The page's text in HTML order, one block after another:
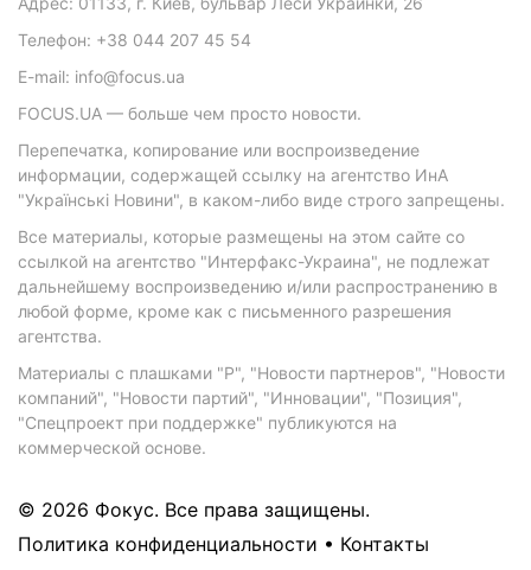
Телефон: +38 044 207 45 54
E-mail: info@focus.ua
FOCUS.UA — больше чем просто новости.
Перепечатка, копирование или воспроизведение
информации, содержащей ссылку на агентство ИнА
"Українські Новини", в каком-либо виде строго запрещены.
Все материалы, которые размещены на этом сайте со
ссылкой на агентство "Интерфакс-Украина", не подлежат
дальнейшему воспроизведению и/или распространению в
любой форме, кроме как с письменного разрешения
агентства.
Материалы с плашками "Р", "Новости партнеров", "Новости
компаний", "Новости партий", "Инновации", "Позиция",
"Спецпроект при поддержке" публикуются на
коммерческой основе.
© 2026 Фокус. Все права защищены.
Политика конфиденциальности • Контакты